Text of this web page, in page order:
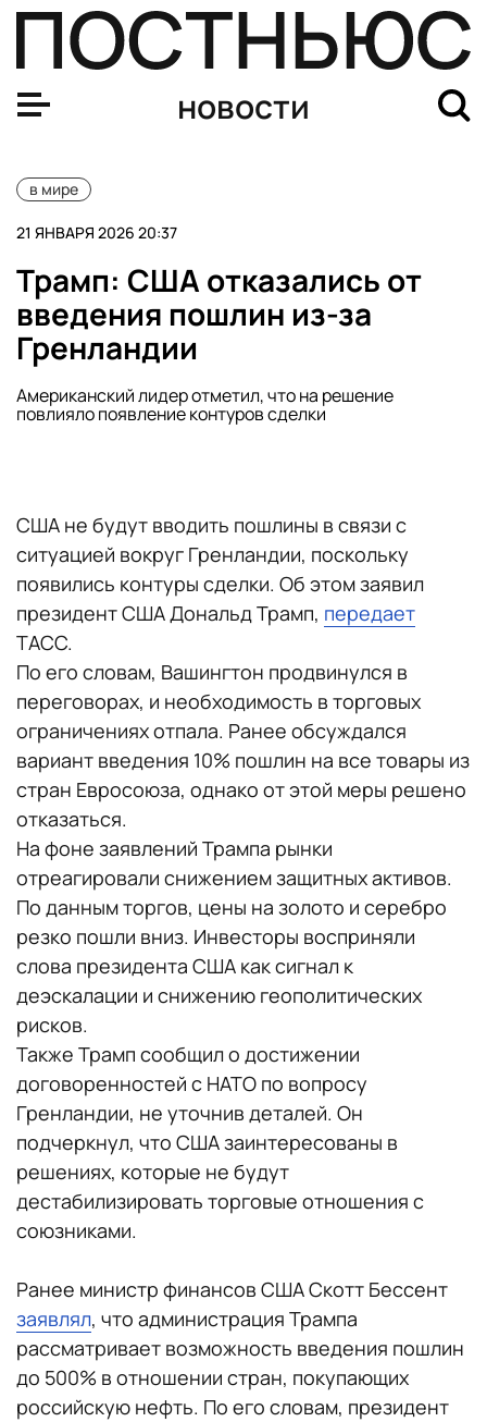
новости
в мире
21 ЯНВАРЯ 2026 20:37
Трамп: США отказались от
введения пошлин из-за
Гренландии
Американский лидер отметил, что на решение
повлияло появление контуров сделки
США не будут вводить пошлины в связи с
ситуацией вокруг Гренландии, поскольку
появились контуры сделки. Об этом заявил
президент США Дональд Трамп, передает
ТАСС.
По его словам, Вашингтон продвинулся в
переговорах, и необходимость в торговых
ограничениях отпала. Ранее обсуждался
вариант введения 10% пошлин на все товары из
стран Евросоюза, однако от этой меры решено
отказаться.
На фоне заявлений Трампа рынки
отреагировали снижением защитных активов.
По данным торгов, цены на золото и серебро
резко пошли вниз. Инвесторы восприняли
слова президента США как сигнал к
деэскалации и снижению геополитических
рисков.
Также Трамп сообщил о достижении
договоренностей с НАТО по вопросу
Гренландии, не уточнив деталей. Он
подчеркнул, что США заинтересованы в
решениях, которые не будут
дестабилизировать торговые отношения с
союзниками.
Ранее министр финансов США Скотт Бессент
заявлял, что администрация Трампа
рассматривает возможность введения пошлин
до 500% в отношении стран, покупающих
российскую нефть. По его словам, президент
Путин: Россия рассмотрит участие в «Совете мира» и